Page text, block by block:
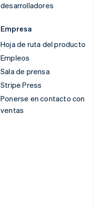
desarrolladores
Empresa
Hoja de ruta del producto
Empleos
Sala de prensa
Stripe Press
Ponerse en contacto con
ventas